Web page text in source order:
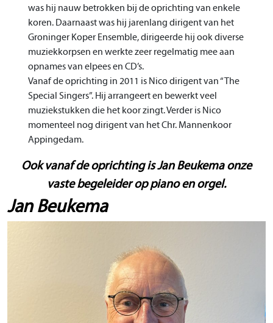
was hij nauw betrokken bij de oprichting van enkele
koren. Daarnaast was hij jarenlang dirigent van het
Groninger Koper Ensemble, dirigeerde hij ook diverse
muziekkorpsen en werkte zeer regelmatig mee aan
opnames van elpees en CD’s.
Vanaf de oprichting in 2011 is Nico dirigent van “The
Special Singers”. Hij arrangeert en bewerkt veel
muziekstukken die het koor zingt. Verder is Nico
momenteel nog dirigent van het Chr. Mannenkoor
Appingedam.
Ook vanaf de oprichting is Jan Beukema onze
vaste begeleider op piano en orgel.
Jan Beukema